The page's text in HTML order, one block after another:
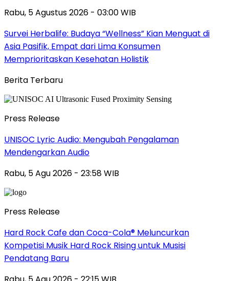
Rabu, 5 Agustus 2026 - 03:00 WIB
Survei Herbalife: Budaya “Wellness” Kian Menguat di
Asia Pasifik, Empat dari Lima Konsumen
Memprioritaskan Kesehatan Holistik
Berita Terbaru
Press Release
UNISOC Lyric Audio: Mengubah Pengalaman
Mendengarkan Audio
Rabu, 5 Agu 2026 - 23:58 WIB
Press Release
Hard Rock Cafe dan Coca-Cola® Meluncurkan
Kompetisi Musik Hard Rock Rising untuk Musisi
Pendatang Baru